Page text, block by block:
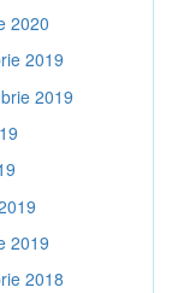
2020
2019
2019
2019
2018